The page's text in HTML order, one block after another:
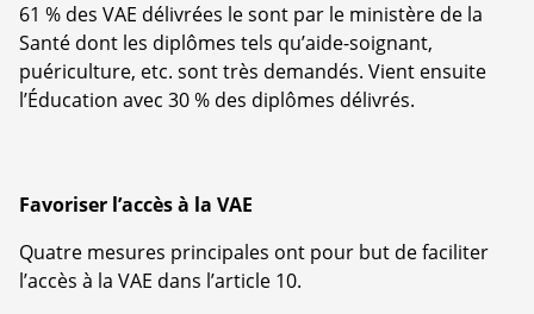
61 % des VAE délivrées le sont par le ministère de la
Santé dont les diplômes tels qu’aide-soignant,
puériculture, etc. sont très demandés. Vient ensuite
l’Éducation avec 30 % des diplômes délivrés.
Favoriser l’accès à la VAE
Quatre mesures principales ont pour but de faciliter
l’accès à la VAE dans l’article 10.